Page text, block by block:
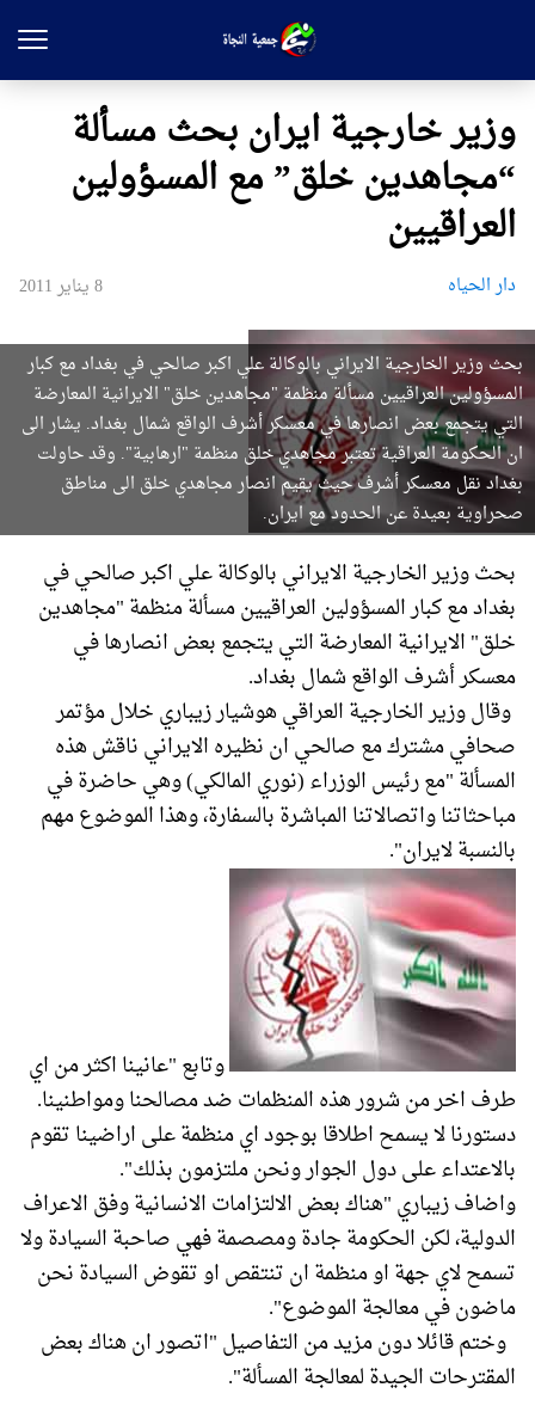
وزير خارجية ايران بحث مسألة
“مجاهدين خلق” مع المسؤولين
العراقيين
دار الحیاه 8 يناير 2011
بحث وزير الخارجية الايراني بالوكالة علي اكبر صالحي في بغداد مع كبار
المسؤولين العراقيين مسألة منظمة "مجاهدين خلق" الايرانية المعارضة
التي يتجمع بعض انصارها في معسكر أشرف الواقع شمال بغداد. يشار الى
ان الحكومة العراقية تعتبر مجاهدي خلق منظمة "ارهابية". وقد حاولت
بغداد نقل معسكر أشرف حيث يقيم انصار مجاهدي خلق الى مناطق
صحراوية بعيدة عن الحدود مع ايران.
بحث وزير الخارجية الايراني بالوكالة علي اكبر صالحي في
بغداد مع كبار المسؤولين العراقيين مسألة منظمة "مجاهدين
خلق" الايرانية المعارضة التي يتجمع بعض انصارها في
معسكر أشرف الواقع شمال بغداد.
وقال وزير الخارجية العراقي هوشيار زيباري خلال مؤتمر
صحافي مشترك مع صالحي ان نظيره الايراني ناقش هذه
المسألة "مع رئيس الوزراء (نوري المالكي) وهي حاضرة في
مباحثاتنا واتصالاتنا المباشرة بالسفارة، وهذا الموضوع مهم
بالنسبة لايران".
وتابع "عانينا اكثر من اي
طرف اخر من شرور هذه المنظمات ضد مصالحنا ومواطنينا.
دستورنا لا يسمح اطلاقا بوجود اي منظمة على اراضينا تقوم
بالاعتداء على دول الجوار ونحن ملتزمون بذلك".
واضاف زيباري "هناك بعض الالتزامات الانسانية وفق الاعراف
الدولية، لكن الحكومة جادة ومصصمة فهي صاحبة السيادة ولا
تسمح لاي جهة او منظمة ان تنتقص او تقوض السيادة نحن
ماضون في معالجة الموضوع".
وختم قائلا دون مزيد من التفاصيل "اتصور ان هناك بعض
المقترحات الجيدة لمعالجة المسألة".